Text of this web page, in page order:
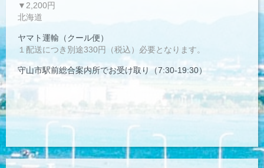
▼2,200円
北海道
ヤマト運輸（クール便）
１配送につき別途330円（税込）必要となります。
守山市駅前総合案内所でお受け取り（7:30-19:30）